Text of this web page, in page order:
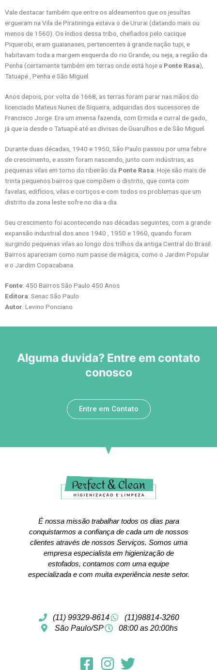
Vale destacar também que entre os aldeamentos que os jesuítas
ergueram na Vila de Piratininga estava o de Ururai (datando mais ou
menos de 1560). Os índios dessa tribo, chefiados pelo cacique
Piquerobi, eram guaianases, pertencentes à grande nação tupi, e
habitavam toda a margem esquerda do rio Grande, ou seja, a região da
Penha (certamente também em terras onde está hoje a Ponte Rasa),
Tatuapé , Penha e São Miguel.
Anos depois, por volta de 1668, as terras foram parar nas mãos do
licenciado Mateus Nunes de Siqueira, adquiridas dos sucessores de
Francisco Jorge. Era um imensa fazenda, com Ermida e curral de gado,
já que ia desde o Tatuapé até as divisas de Guarulhos e de São Miguel.
Durante duas décadas, 1940 e 1950, São Paulo passou por uma febre
de crescimento, e assim foram nascendo, junto com indústrias, as
pequenas vilas em torno do ribeirão da Ponte Rasa . Hoje são mais de
trinta pequenos bairros que compõem o distrito, que conta com
favelas, edifícios, vilas e cortiços e com todos os problemas que um
distrito da zona leste sofre no dia a dia.
Seu crescimento foi acontecendo nas décadas seguintes, com a grande
expansão industrial dos anos 1940 , 1950 e 1960, quando foram
surgindo pequenas vilas ao longo dos trilhos da antiga Central do Brasil.
Bairros apareciam como num passe de mágica, como o Jardim Popular
e o Jardim Copacabana.
Fonte: 450 Bairros São Paulo 450 Anos
Editora: Senac São Paulo
Autor: Levino Ponciano
Alguma duvida? Entre em contato
conosco
Entre em Contato
É nossa missão trabalhar todos os dias para
conquistarmos a confiança de cada um de nossos
clientes através de nossos Serviços. Somos uma
empresa especialista em higienização de
estofados, contamos com uma equipe
especializada e com muita experiência neste setor.
(11) 99329-8614
(11)98814-3260
São Paulo/SP
08:00 as 20:00hs